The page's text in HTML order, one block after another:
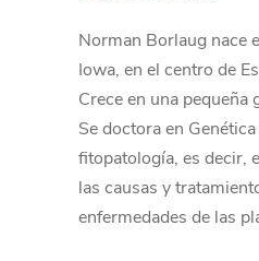
Norman Borlaug nace
Iowa, en el centro de
Crece en una pequeña
Se doctora en
fitopatología, es decir,
las causas y
enfermedades de las